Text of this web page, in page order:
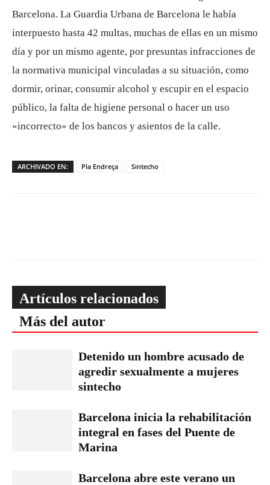
Barcelona. La Guardia Urbana de Barcelona le había
interpuesto hasta 42 multas, muchas de ellas en un mismo
día y por un mismo agente, por presuntas infracciones de
la normativa municipal vinculadas a su situación, como
dormir, orinar, consumir alcohol y escupir en el espacio
público, la falta de higiene personal o hacer un uso
«incorrecto» de los bancos y asientos de la calle.
ARCHIVADO EN: Pla Endreça Sintecho
Artículos relacionados
Más del autor
Detenido un hombre acusado de
agredir sexualmente a mujeres
sintecho
Barcelona inicia la rehabilitación
integral en fases del Puente de
Marina
Barcelona abre este verano un